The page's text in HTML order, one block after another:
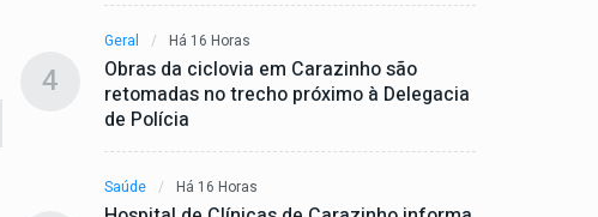
4
Geral Há 16 Horas
Obras da ciclovia em Carazinho são
retomadas no trecho próximo à Delegacia
de Polícia
Saúde Há 16 Horas